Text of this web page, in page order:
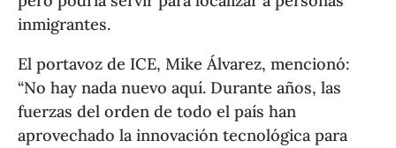
inmigrantes.
El portavoz de ICE, Mike Álvarez, mencionó:
“No hay nada nuevo aquí. Durante años, las
fuerzas del orden de todo el país han
aprovechado la innovación tecnológica para